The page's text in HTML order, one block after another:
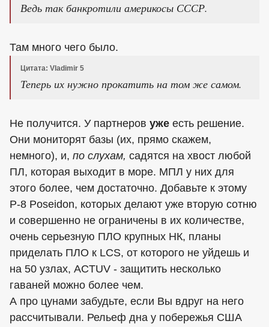
Ведь так банкротили америкосы СССР.
Там много чего было.
Цитата: Vladimir 5
Теперь их нужно прокатить на том же самом.
Не получится. У партнеров уже есть решение.
Они мониторят базы (их, прямо скажем,
немного), и, по слухам, садятся на хвост любой
ПЛ, которая выходит в море. МПЛ у них для
этого более, чем достаточно. Добавьте к этому
P-8 Poseidon, которых делают уже вторую сотню
и совершенно не ограничены в их количестве,
очень серьезную ПЛО крупных НК, планы
приделать ПЛО к LСS, от которого не уйдешь и
на 50 узлах, ACTUV - защитить несколько
гаваней можно более чем.
А про цунами забудьте, если Вы вдруг на него
рассчитывали. Рельеф дна у побережья США